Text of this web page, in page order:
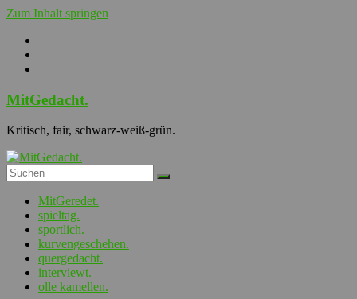
Zum Inhalt springen
MitGedacht.
Kritisch, fair, schwarz-weiß-grün.
MitGeredet.
spieltag.
sportlich.
kurvengeschehen.
quergedacht.
interviewt.
olle kamellen.